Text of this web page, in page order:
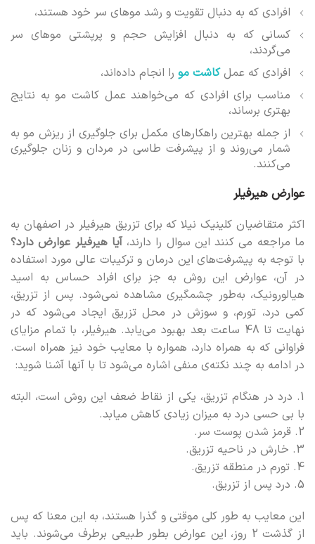
افرادی که به دنبال تقویت و رشد موهای سر خود هستند،
کسانی که به دنبال افزایش حجم و پرپشتی موهای سر
می‌گردند،
افرادی که عملکاشت مو را انجام داده‌اند،
مناسب برای افرادی که می‌خواهند عمل کاشت مو به نتایج
بهتری برساند،
از جمله بهترین راهکارهای مکمل برای جلوگیری از ریزش مو به
شمار می‌روند و از پیشرفت طاسی در مردان و زنان جلوگیری
می‌کنند.
عوارض هیرفیلر
اکثر متقاضیان کلینیک نیلا که برای تزریق هیرفیلر در اصفهان به
ما مراجعه می کنند این سوال را دارند، آیا هیرفیلر عوارض دارد؟
با توجه به پیشرفت‌های این درمان و ترکیبات عالی مورد استفاده
در آن، عوارض این روش به جز برای افراد حساس به اسید
هیالورونیک، به‌طور چشمگیری مشاهده نمی‌شود. پس از تزریق،
کمی درد، تورم، و سوزش در محل تزریق ایجاد می‌شود که در
نهایت تا 48 ساعت بعد بهبود می‌یابد. هیرفیلر، با تمام مزایای
فراوانی که به همراه دارد، همواره با معایب خود نیز همراه است.
در ادامه به چند نکته‌ی منفی اشاره می‌شود تا با آنها آشنا شوید:
1. درد در هنگام تزریق، یکی از نقاط ضعف این روش است، البته
با بی حسی درد به میزان زیادی کاهش میابد.
2. قرمز شدن پوست سر.
3. خارش در ناحیه تزریق.
4. تورم در منطقه تزریق.
5. درد پس از تزریق.
این معایب به طور کلی موقتی و گذرا هستند، به این معنا که پس
از گذشت 2 روز، این عوارض بطور طبیعی برطرف می‌شوند. باید